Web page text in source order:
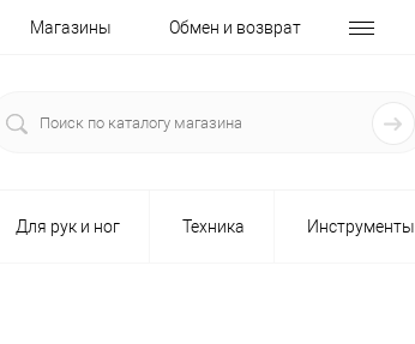
Магазины Обмен и возврат
Для рук и ног Техника Инструменты